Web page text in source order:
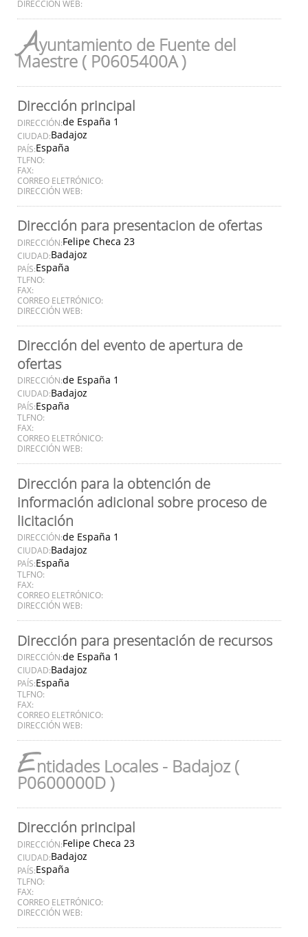
DIRECCIÓN WEB:
Ayuntamiento de Fuente del
Maestre ( P0605400A )
Dirección principal
DIRECCIÓN:de España 1
CIUDAD:Badajoz
PAÍS:España
TLFNO:
FAX:
CORREO ELETRÓNICO:
DIRECCIÓN WEB:
Dirección para presentacion de ofertas
DIRECCIÓN:Felipe Checa 23
CIUDAD:Badajoz
PAÍS:España
TLFNO:
FAX:
CORREO ELETRÓNICO:
DIRECCIÓN WEB:
Dirección del evento de apertura de
ofertas
DIRECCIÓN:de España 1
CIUDAD:Badajoz
PAÍS:España
TLFNO:
FAX:
CORREO ELETRÓNICO:
DIRECCIÓN WEB:
Dirección para la obtención de
información adicional sobre proceso de
licitación
DIRECCIÓN:de España 1
CIUDAD:Badajoz
PAÍS:España
TLFNO:
FAX:
CORREO ELETRÓNICO:
DIRECCIÓN WEB:
Dirección para presentación de recursos
DIRECCIÓN:de España 1
CIUDAD:Badajoz
PAÍS:España
TLFNO:
FAX:
CORREO ELETRÓNICO:
DIRECCIÓN WEB:
Entidades Locales - Badajoz (
P0600000D )
Dirección principal
DIRECCIÓN:Felipe Checa 23
CIUDAD:Badajoz
PAÍS:España
TLFNO:
FAX:
CORREO ELETRÓNICO:
DIRECCIÓN WEB: